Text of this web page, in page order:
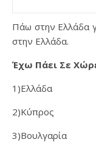
Πάω στην Ελλάδα
στην Ελλάδα.
Έχω Πάει Σε
1)Ελλάδα
2)Κύπρος
3)Βουλγαρία